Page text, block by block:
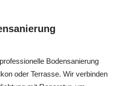
Bodensanierung
oder Terrasse. Wir verbinden